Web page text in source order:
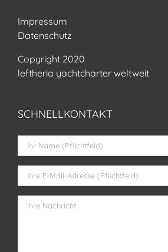
Impressum
Datenschutz
Copyright 2020
leftheria yachtcharter weltweit
SCHNELLKONTAKT
Bitte lasse dieses Feld leer.